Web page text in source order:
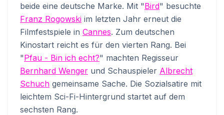
beide eine deutsche Marke. Mit "Bird" besuchte
Franz Rogowski im letzten Jahr erneut die
Filmfestspiele in Cannes. Zum deutschen
Kinostart reicht es für den vierten Rang. Bei
"Pfau - Bin ich echt?" machten Regisseur
Bernhard Wenger und Schauspieler Albrecht
Schuch gemeinsame Sache. Die Sozialsatire mit
leichtem Sci-Fi-Hintergrund startet auf dem
sechsten Rang.